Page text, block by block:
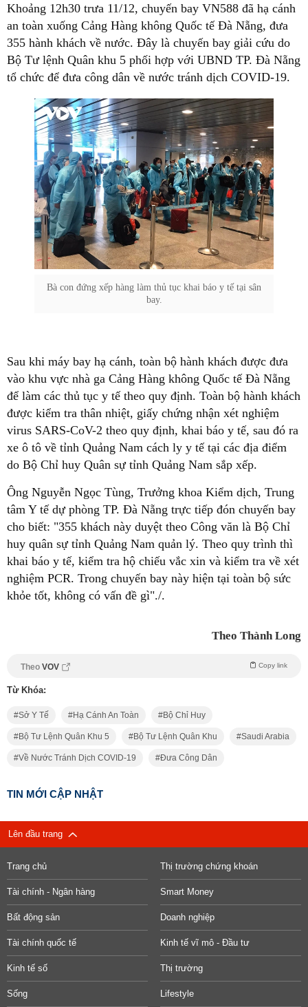
Khoảng 12h30 trưa 11/12, chuyến bay VN588 đã hạ cánh
an toàn xuống Cảng Hàng không Quốc tế Đà Nẵng, đưa
355 hành khách về nước. Đây là chuyến bay giải cứu do
Bộ Tư lệnh Quân khu 5 phối hợp với UBND TP. Đà Nẵng
tổ chức để đưa công dân về nước tránh dịch COVID-19.
Bà con đứng xếp hàng làm thủ tục khai báo y tế tại sân
bay.
Sau khi máy bay hạ cánh, toàn bộ hành khách được đưa
vào khu vực nhà ga Cảng Hàng không Quốc tế Đà Nẵng
để làm các thủ tục y tế theo quy định. Toàn bộ hành khách
được kiểm tra thân nhiệt, giấy chứng nhận xét nghiệm
virus SARS-CoV-2 theo quy định, khai báo y tế, sau đó ra
xe ô tô về tỉnh Quảng Nam cách ly y tế tại các địa điểm
do Bộ Chỉ huy Quân sự tỉnh Quảng Nam sắp xếp.
Ông Nguyễn Ngọc Tùng, Trưởng khoa Kiểm dịch, Trung
tâm Y tế dự phòng TP. Đà Nẵng trực tiếp đón chuyến bay
cho biết: "355 khách này duyệt theo Công văn là Bộ Chỉ
huy quân sự tỉnh Quảng Nam quản lý. Theo quy trình thì
khai báo y tế, kiểm tra hộ chiếu vắc xin và kiểm tra về xét
nghiệm PCR. Trong chuyến bay này hiện tại toàn bộ sức
khỏe tốt, không có vấn đề gì"./.
Theo Thành Long
Theo VOV Copy link
Từ Khóa:
Sở Y Tế Hạ Cánh An Toàn Bộ Chỉ Huy
Bộ Tư Lệnh Quân Khu 5 Bộ Tư Lệnh Quân Khu Saudi Arabia
Về Nước Tránh Dịch COVID-19 Đưa Công Dân
TIN MỚI CẬP NHẬT
Lên đầu trang
Trang chủ Thị trường chứng khoán
Tài chính - Ngân hàng Smart Money
Bất động sản Doanh nghiệp
Tài chính quốc tế Kinh tế vĩ mô - Đầu tư
Kinh tế số Thị trường
Sống Lifestyle